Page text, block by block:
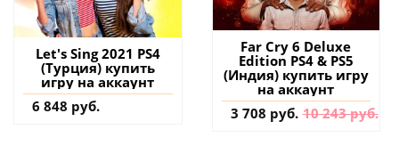
Let's Sing 2021 PS4
(Турция) купить
игру на аккаунт
6 848 руб.
Far Cry 6 Deluxe
Edition PS4 & PS5
(Индия) купить игру
на аккаунт
3 708 руб. 10 243 руб.